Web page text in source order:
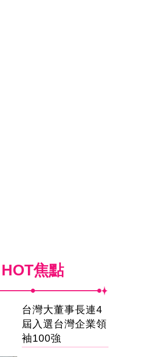
HOT焦點
台灣大董事長連4
屆入選台灣企業領
袖100強